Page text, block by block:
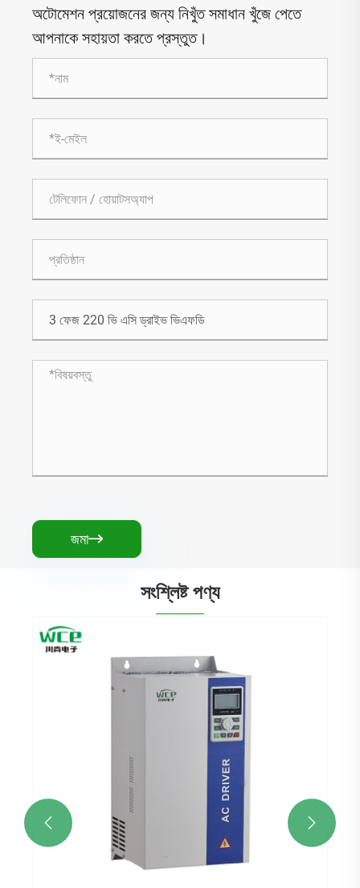
অটোমেশন প্রয়োজনের জন্য নিখুঁত সমাধান খুঁজে পেতে
আপনাকে সহায়তা করতে প্রস্তুত।
জমা
সংশ্লিষ্ট পণ্য
 